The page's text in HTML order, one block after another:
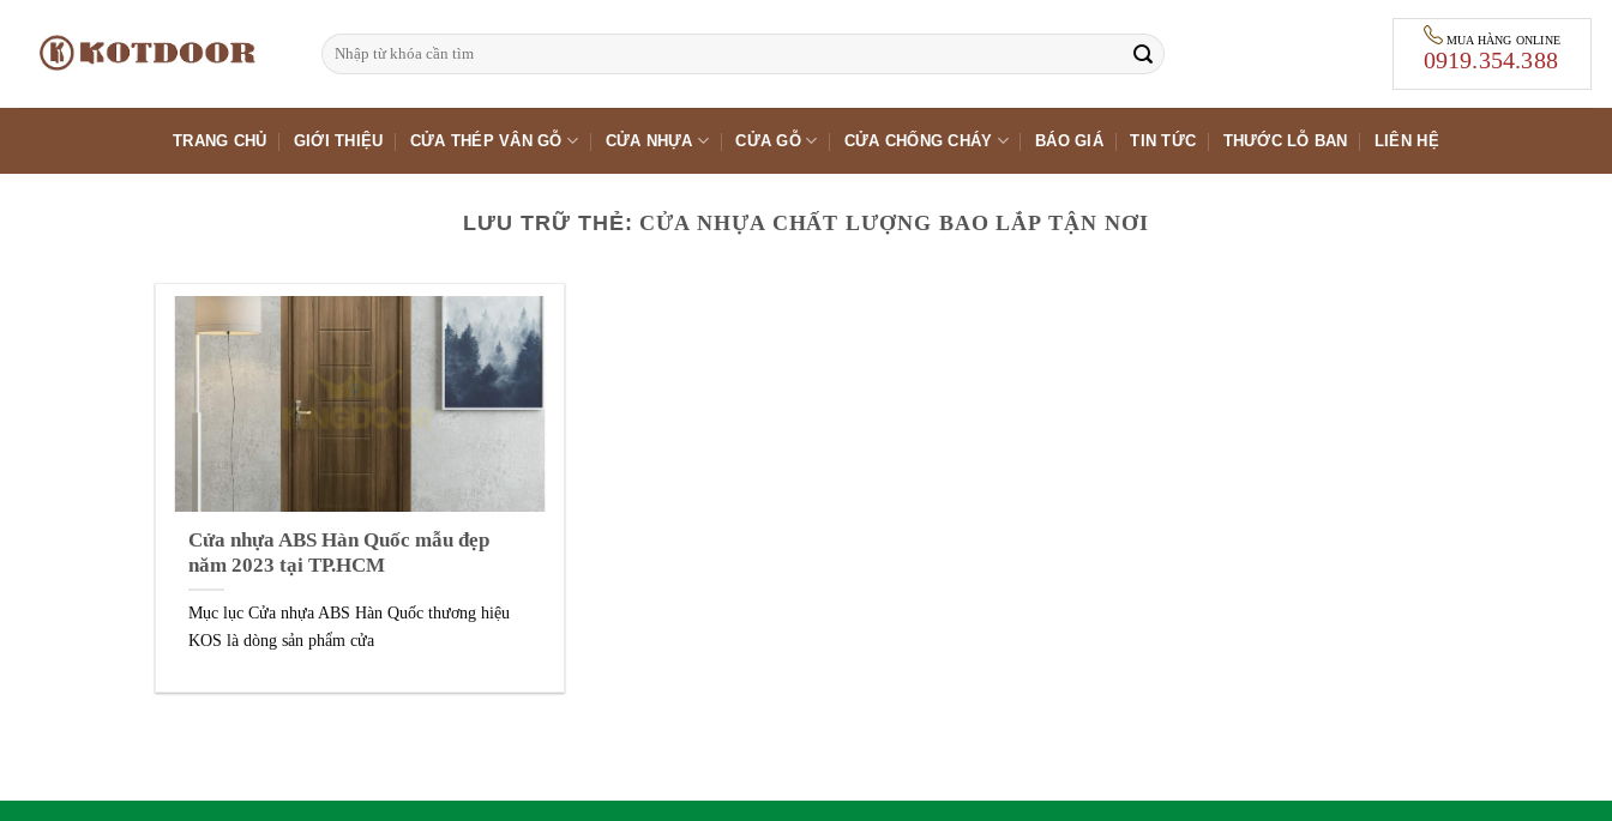
dung
Tìm
kiếm:
MUA HÀNG ONLINE
0919.354.388
TRANG CHỦ GIỚI THIỆU CỬA THÉP VÂN GỖ CỬA NHỰA CỬA GỖ CỬA CHỐNG CHÁY BÁO GIÁ TIN TỨC THƯỚC LỖ BAN LIÊN HỆ
LƯU TRỮ THẺ: CỬA NHỰA CHẤT LƯỢNG BAO LẮP TẬN NƠI
Cửa nhựa ABS Hàn Quốc mẫu đẹp
năm 2023 tại TP.HCM
Mục lục Cửa nhựa ABS Hàn Quốc thương hiệu
KOS là dòng sản phẩm cửa